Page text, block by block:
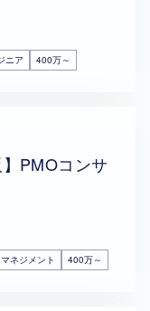
ニア 400万～
PMOコンサ
ネジメント 400万～